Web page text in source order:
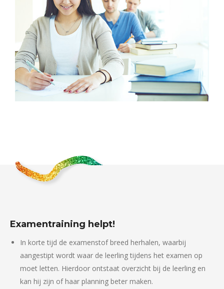
Examentraining helpt!
In korte tijd de examenstof breed herhalen, waarbij
aangestipt wordt waar de leerling tijdens het examen op
moet letten. Hierdoor ontstaat overzicht bij de leerling en
kan hij zijn of haar planning beter maken.